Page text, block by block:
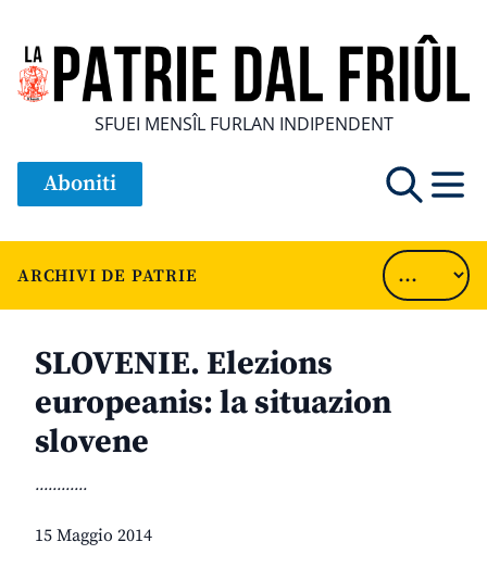
SFUEI MENSÎL FURLAN INDIPENDENT
Aboniti
ARCHIVI DE PATRIE
SLOVENIE. Elezions
europeanis: la situazion
slovene
............
15 Maggio 2014